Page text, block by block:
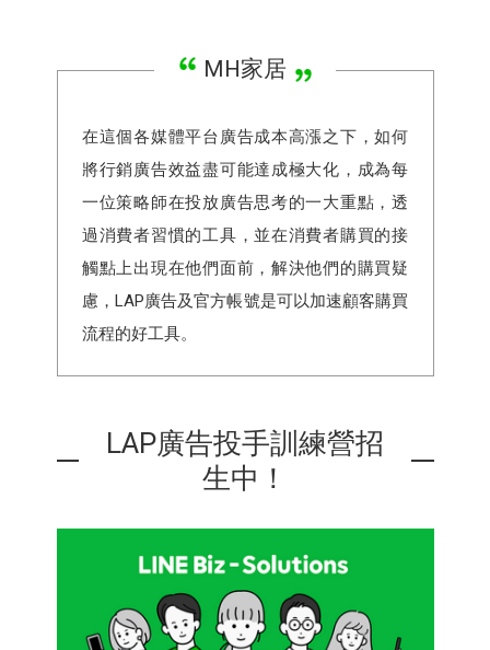
MH家居
在這個各媒體平台廣告成本高漲之下，如何
將行銷廣告效益盡可能達成極大化，成為每
一位策略師在投放廣告思考的一大重點，透
過消費者習慣的工具，並在消費者購買的接
觸點上出現在他們面前，解決他們的購買疑
慮，LAP廣告及官方帳號是可以加速顧客購買
流程的好工具。
LAP廣告投手訓練營招
生中！